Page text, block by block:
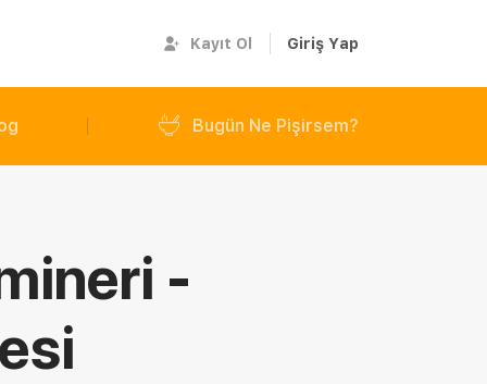
Kayıt Ol Giriş Yap
Bugün Ne Pişirsem?
-